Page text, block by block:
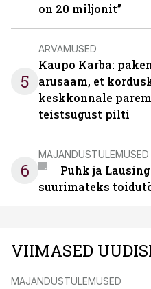
on 20 miljonit”
5
ARVAMUSED
Kaupo Karba:
arusaam, et
keskkonnale
teistsugust pilti
6
MAJANDUSTULEMUSED
Puhk ja
suurimateks
VIIMASED
MAJANDUSTULEMUSED